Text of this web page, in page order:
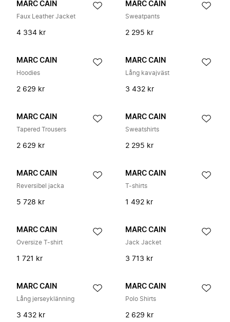
MARC CAIN
Faux Leather Jacket
4 334 kr
MARC CAIN
Sweatpants
2 295 kr
MARC CAIN
Hoodies
2 629 kr
MARC CAIN
Lång kavajväst
3 432 kr
MARC CAIN
Tapered Trousers
2 629 kr
MARC CAIN
Sweatshirts
2 295 kr
MARC CAIN
Reversibel jacka
5 728 kr
MARC CAIN
T-shirts
1 492 kr
MARC CAIN
Oversize T-shirt
1 721 kr
MARC CAIN
Jack Jacket
3 713 kr
MARC CAIN
Lång jerseyklänning
3 432 kr
MARC CAIN
Polo Shirts
2 629 kr